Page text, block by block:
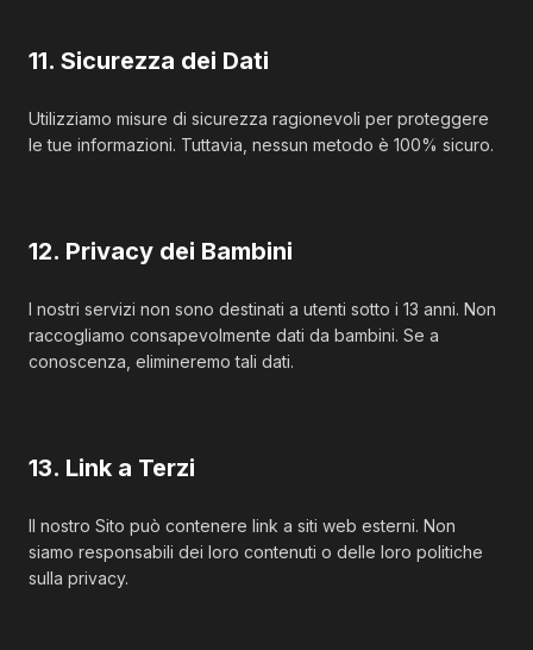
11. Sicurezza dei Dati
Utilizziamo misure di sicurezza ragionevoli per proteggere
le tue informazioni. Tuttavia, nessun metodo è 100% sicuro.
12. Privacy dei Bambini
I nostri servizi non sono destinati a utenti sotto i 13 anni. Non
raccogliamo consapevolmente dati da bambini. Se a
conoscenza, elimineremo tali dati.
13. Link a Terzi
Il nostro Sito può contenere link a siti web esterni. Non
siamo responsabili dei loro contenuti o delle loro politiche
sulla privacy.